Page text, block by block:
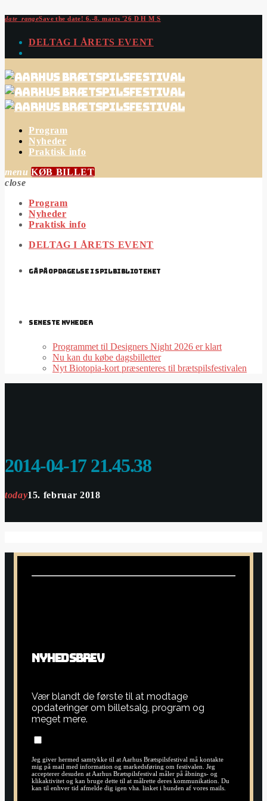
date_rangeSave the date! 6.-8. marts '26 D H M S
DELTAG I ÅRETS EVENT
Program
Nyheder
Praktisk info
menu KØB BILLET
close
Program
Nyheder
Praktisk info
DELTAG I ÅRETS EVENT
GÅ PÅ OPDAGELSE I SPILBIBLIOTEKET
SENESTE NYHEDER
Programmet til Designers Night 2026 er klart
Nu kan du købe dagsbilletter
Nyt Biotopia-kort præsenteres til brætspilsfestivalen
2014-04-17 21.45.38
today15. februar 2018
NYHEDSBREV
Vær blandt de første til at modtage
opdateringer om billetsalg, program og
meget mere.
Jeg giver hermed samtykke til at Aarhus Brætspilsfestival må kontakte
mig på mail med information og markedsføring om festivalen. Jeg
accepterer desuden at Aarhus Brætspilsfestival måler på åbnings- og
klikaktivitet og kan bruge dette til at målrette deres kommunikation. Du
kan til enhver tid afmelde dig igen vha. linket i bunden af vores mails.